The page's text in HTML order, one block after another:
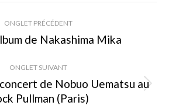
ONGLET PRÉCÉDENT
Onglet
de Nakashima Mika
ONGLET SUIVANT
Onglet
suivant
de Nobuo Uematsu au
Pullman (Paris)